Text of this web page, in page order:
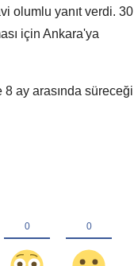
olumlu yanıt verdi. 30
için Ankara'ya
ay arasında süreceği